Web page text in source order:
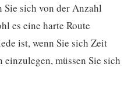
Sie sich von der Anzahl
es eine harte Route
ist, wenn Sie sich Zeit
einzulegen, müssen Sie sich